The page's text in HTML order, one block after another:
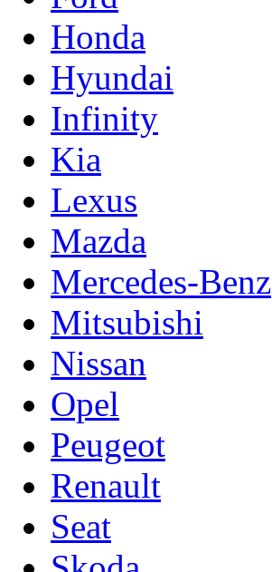
Honda
Hyundai
Infinity
Kia
Lexus
Mazda
Mercedes-Benz
Mitsubishi
Nissan
Opel
Peugeot
Renault
Seat